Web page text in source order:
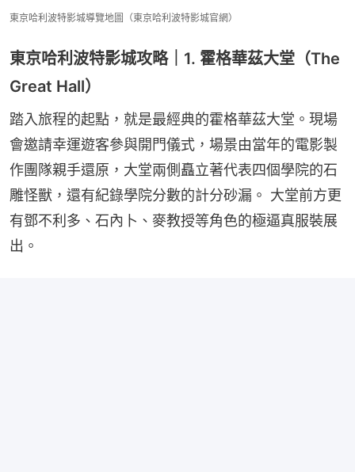
東京哈利波特影城導覽地圖（東京哈利波特影城官網）
東京哈利波特影城攻略｜1. 霍格華茲大堂（The
Great Hall）
踏入旅程的起點，就是最經典的霍格華茲大堂。現場
會邀請幸運遊客參與開門儀式，場景由當年的電影製
作團隊親手還原，大堂兩側矗立著代表四個學院的石
雕怪獸，還有紀錄學院分數的計分砂漏。 大堂前方更
有鄧不利多、石內卜、麥教授等角色的極逼真服裝展
出。